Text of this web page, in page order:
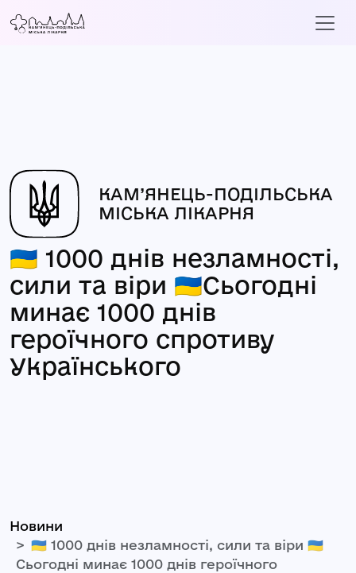
КАМ’ЯНЕЦЬ-ПОДІЛЬСЬКА
МІСЬКА ЛІКАРНЯ
🇺🇦 1000 днів незламності,
сили та віри 🇺🇦Сьогодні
минає 1000 днів
героїчного спротиву
Українського
Новини
🇺🇦 1000 днів незламності, сили та віри 🇺🇦
Сьогодні минає 1000 днів героїчного